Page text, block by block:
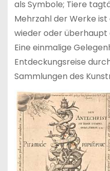
als Symbole; Tiere
Mehrzahl der Werke
wieder oder überhaupt
Eine einmalige
Entdeckungsreise
Sammlungen des